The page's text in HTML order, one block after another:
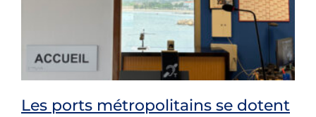
Les ports métropolitains se dotent